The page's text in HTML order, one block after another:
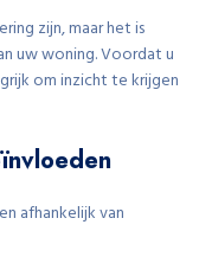
zijn, maar het is
uw woning. Voordat u
om inzicht te krijgen
afhankelijk van